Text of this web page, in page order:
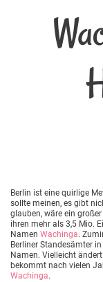
Berlin ist eine quirlige
sollte meinen, es gibt
glauben, wäre ein
ihren mehr als 3,5 Mio.
Namen Wachinga.
Berliner Standesämter
Namen. Vielleicht
bekommt nach vielen
Wachinga.